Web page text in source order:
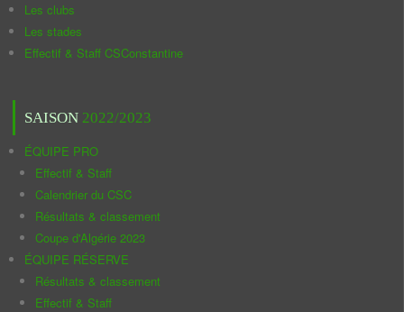
Les clubs
Les stades
Effectif & Staff CSConstantine
SAISON 2022/2023
ÉQUIPE PRO
Effectif & Staff
Calendrier du CSC
Résultats & classement
Coupe d'Algérie 2023
ÉQUIPE RÉSERVE
Résultats & classement
Effectif & Staff